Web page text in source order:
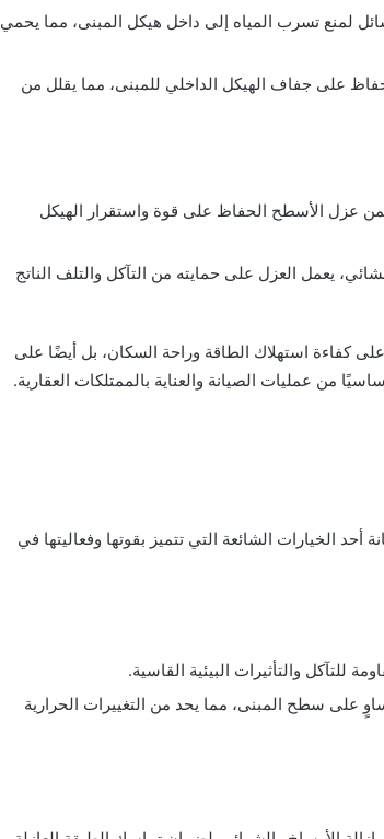
لمنع تسرب المياه إلى داخل هيكل المبنى، مما يحمي
على جفاف الهيكل الداخلي للمبنى، مما يقلل من
عزل الأسطح الحفاظ على قوة واستقرار الهيكل
يعمل العزل على حمايته من التآكل والتلف الناتج
كفاءة استهلاك الطاقة وراحة السكان، بل أيضًا على
من عمليات الصيانة والعناية بالممتلكات العقارية.
الخيارات الشائعة التي تتميز بقوتها وفعاليتها في
للتآكل والتأثيرات البيئية القاسية.
على سطح المبنى، مما يحد من التغييرات الحرارية